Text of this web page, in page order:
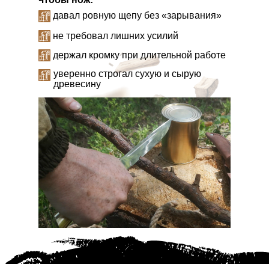
давал ровную щепу без «зарывания»
уверенно строгал сухую и сырую
древесину
не требовал лишних усилий
держал кромку при длительной работе